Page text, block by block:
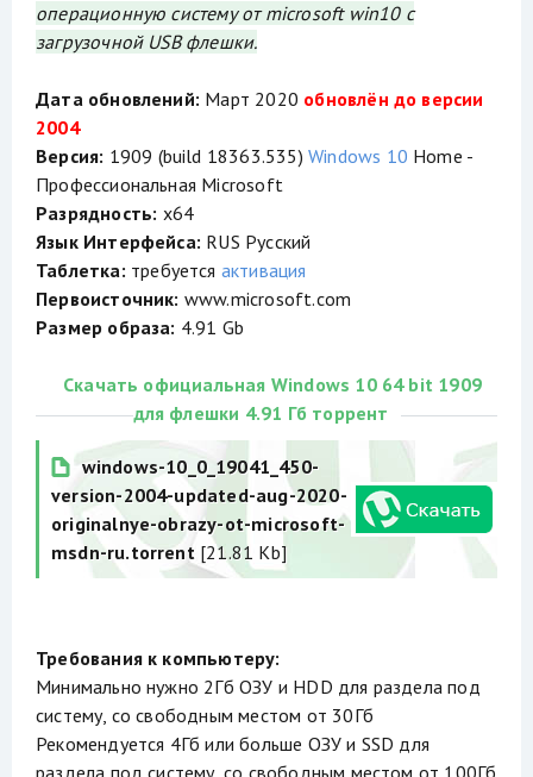
операционную систему от microsoft win10 с
загрузочной USB флешки.
Дата обновлений: Март 2020 обновлён до версии
2004
Версия: 1909 (build 18363.535) Windows 10 Home -
Профессиональная Microsoft
Разрядность: x64
Язык Интерфейса: RUS Русский
Таблетка: требуется активация
Первоисточник: www.microsoft.com
Размер образа: 4.91 Gb
Скачать официальная Windows 10 64 bit 1909
для флешки 4.91 Гб торрент
windows-10_0_19041_450-
version-2004-updated-aug-2020-
originalnye-obrazy-ot-microsoft-
msdn-ru.torrent[21.81 Kb]
Требования к компьютеру:
Минимально нужно 2Гб ОЗУ и HDD для раздела под
систему, со свободным местом от 30Гб
Рекомендуется 4Гб или больше ОЗУ и SSD для
раздела под систему, со свободным местом от 100Гб